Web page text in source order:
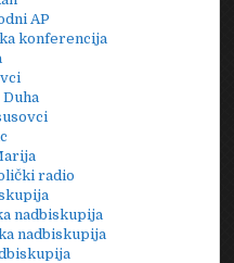
AP
konferencija
radio
nadbiskupija
nadbiskupija